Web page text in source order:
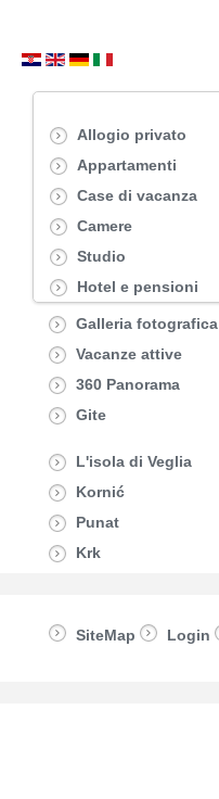
Allogio privato
Appartamenti
Case di vacanza
Camere
Studio
Hotel e pensioni
Galleria fotografica
Vacanze attive
360 Panorama
Gite
L'isola di Veglia
Kornić
Punat
Krk
SiteMap Login